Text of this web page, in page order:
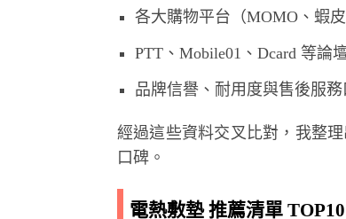
各大購物平台（MOMO、蝦
PTT、Mobile01、Dcard 等論
品牌信譽、耐用度與售後服
經過這些資料交叉比對，我整
口碑。
電熱敷墊 推薦清單 TOP10